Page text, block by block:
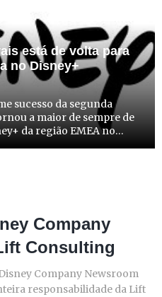
está de volta para
no Disney+
sucesso da segunda
a maior de sempre de
da região EMEA no
Company
Consulting
Company Newsroom
responsabilidade da Lift